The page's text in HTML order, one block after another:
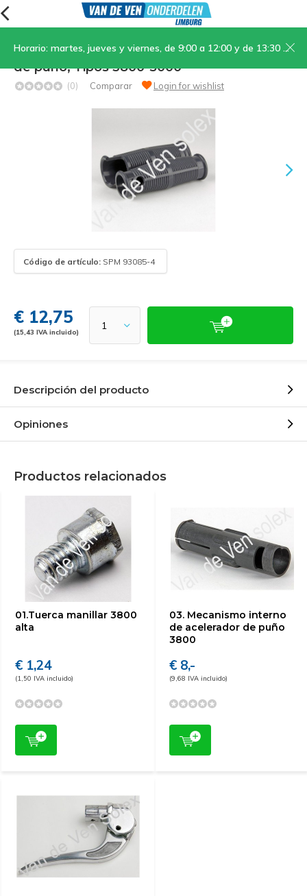
Horario: martes, jueves y viernes, de 9:00 a 12:00 y de 13:30 a 17:00; sábados, de 9:00 a 12:00
06. Empuñaduras gris oscuro, acelerador
de puño, Tipos 3800-5000
(0) Comparar Login for wishlist
Código de artículo: SPM 93085-4
€ 12,75
(15,43 IVA incluido)
Descripción del producto
Opiniones
Productos relacionados
01.Tuerca manillar 3800
alta
€ 1,24
(1,50 IVA incluido)
03. Mecanismo interno
de acelerador de puño
3800
€ 8,-
(9,68 IVA incluido)